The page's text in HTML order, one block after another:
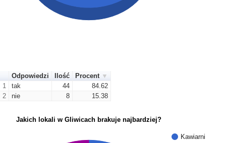
Odpowiedzi Ilość
Procent
1
tak 44
84.62
2
nie 8 15.38
Jakich lokali w Gliwicach brakuje najbardziej?
Kawiarni